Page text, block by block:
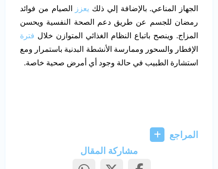
الجهاز المناعي. بالإضافة إلي ذلك يعزز
الصيام من فوائد
رمضان للجسم عن طريق دعم الصحة النفسية ويحسن
المزاج. وينصح باتباع النظام الغذائي المتوازن خلال فترة
الإفطار والسحور وممارسة الأنشطة البدنية باستمرار ومع
استشارة الطبيب في حالة وجود أي أمرض صحية خاصة.
المراجع
مشاركة المقال